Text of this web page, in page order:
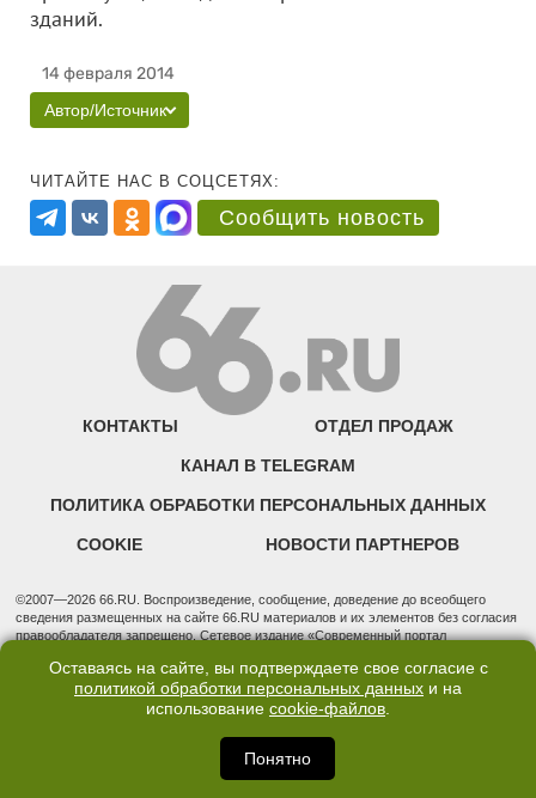
зданий.
14 февраля 2014
Автор/Источник
ЧИТАЙТЕ НАС В СОЦСЕТЯХ:
Сообщить новость
КОНТАКТЫ ОТДЕЛ ПРОДАЖ
КАНАЛ В TELEGRAM
ПОЛИТИКА ОБРАБОТКИ ПЕРСОНАЛЬНЫХ ДАННЫХ
COOKIE НОВОСТИ ПАРТНЕРОВ
©2007—2026 66.RU. Воспроизведение, сообщение, доведение до всеобщего
сведения размещенных на сайте 66.RU материалов и их элементов без согласия
правообладателя запрещено. Сетевое издание «Современный портал
надзору в сфере связи, информационных технологий и массовых коммуникаций
(Роскомнадзор). Регистрационный номер ЭЛ № ФС 77 - 76634 от 02.09.2019
Учредитель: Общество с ограниченной ответственностью "66.ру". Юридический
3, оф. 7015 Фактический адрес редакции и отдела продаж: 620014, Свердловская
обл., г. Екатеринбург, ул. Бориса Ельцина, д. 3, оф. 7015, +7 (343) 288-50-66
info@news.66.ru Главный редактор: Шлыков Дмитрий Владимирович
Оставаясь на сайте, вы подтверждаете свое согласие с
политикой обработки персональных данных и на
использование cookie-файлов.
Понятно